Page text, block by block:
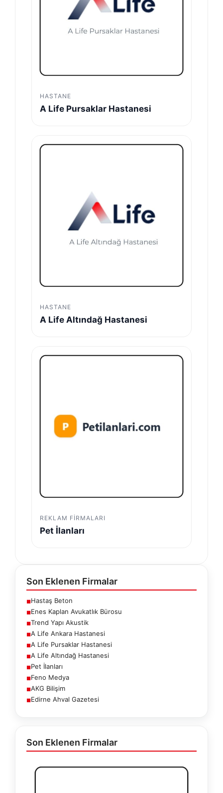
HASTANE
A Life Pursaklar Hastanesi
HASTANE
A Life Altındağ Hastanesi
REKLAM FIRMALARI
Pet İlanları
Son Eklenen Firmalar
■Hastaş Beton
■Enes Kaplan Avukatlık Bürosu
■Trend Yapı Akustik
■A Life Ankara Hastanesi
■A Life Pursaklar Hastanesi
■A Life Altındağ Hastanesi
■Pet İlanları
■Feno Medya
■AKG Bilişim
■Edirne Ahval Gazetesi
Son Eklenen Firmalar